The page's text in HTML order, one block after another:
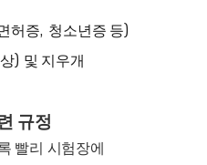
허증, 청소년증 등)
) 및 지우개
규정
빨리 시험장에